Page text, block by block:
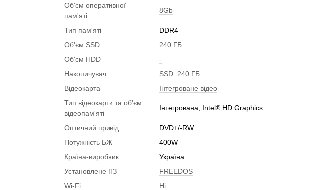
Об'єм оперативної
пам'яті
8Gb
Тип пам'яті
DDR4
Об'єм SSD
240 ГБ
Об'єм HDD
-
Накопичувач
SSD: 240 ГБ
Відеокарта
Інтегроване відео
Тип відеокарти та об'єм
відеопам'яті
Інтегрована, Intel® HD Graphics
Оптичний привід
DVD+/-RW
Потужність БЖ
400W
Країна-виробник
Україна
Установлене ПЗ
FREEDOS
Wi-Fi
Ні